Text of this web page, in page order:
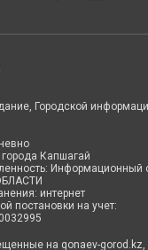
Городской
Капшагай
Информационный
интернет
постановки на учет:
на qonaev-